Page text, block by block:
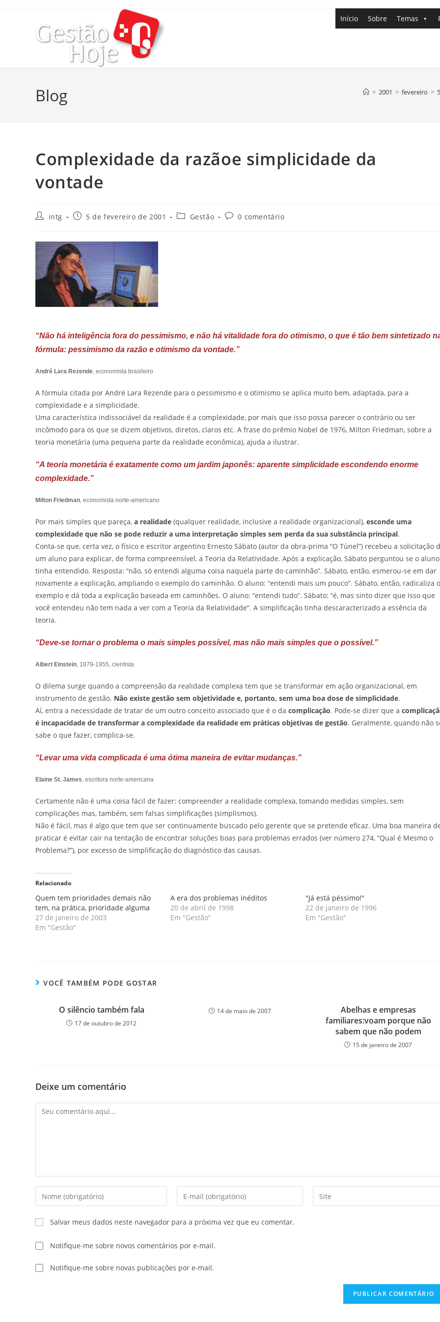
Início Sobre Temas
Blog > 2001 > fevereiro > 5
Complexidade da razãoe simplicidade da
vontade
intg 5 de fevereiro de 2001 Gestão 0 comentário
“Não há inteligência fora do pessimismo, e não há vitalidade fora do otimismo, o que é tão bem sintetizado
fórmula: pessimismo da razão e otimismo da vontade.”
André Lara Rezende, economista brasileiro
A fórmula citada por André Lara Rezende para o pessimismo e o otimismo se aplica muito bem, adaptada, para a
complexidade e a simplicidade.
Uma característica indissociável da realidade é a complexidade, por mais que isso possa parecer o contrário ou ser
incômodo para os que se dizem objetivos, diretos, claros etc. A frase do prêmio Nobel de 1976, Milton Friedman, sobre a
teoria monetária (uma pequena parte da realidade econômica), ajuda a ilustrar.
“A teoria monetária é exatamente como um jardim japonês: aparente simplicidade escondendo enorme
complexidade.”
Milton Friedman, economista norte-americano
Por mais simples que pareça, a realidade (qualquer realidade, inclusive a realidade organizacional), esconde uma
complexidade que não se pode reduzir a uma interpretação simples sem perda da sua substância principal.
Conta-se que, certa vez, o físico e escritor argentino Ernesto Sábato (autor da obra-prima “O Túnel”) recebeu a solicitação
um aluno para explicar, de forma compreensível, a Teoria da Relatividade. Após a explicação, Sábato perguntou se o aluno
tinha entendido. Resposta: “não, só entendi alguma coisa naquela parte do caminhão”. Sábato, então, esmerou-se em dar
novamente a explicação, ampliando o exemplo do caminhão. O aluno: “entendi mais um pouco”. Sábato, então, radicaliza o
exemplo e dá toda a explicação baseada em caminhões. O aluno: “entendi tudo”. Sábato: “é, mas sinto dizer que isso que
você entendeu não tem nada a ver com a Teoria da Relatividade”. A simplificação tinha descaracterizado a essência da
teoria.
“Deve-se tornar o problema o mais simples possível, mas não mais simples que o possível.”
Albert Einstein, 1879-1955, cientista
O dilema surge quando a compreensão da realidade complexa tem que se transformar em ação organizacional, em
instrumento de gestão. Não existe gestão sem objetividade e, portanto, sem uma boa dose de simplicidade.
Aí, entra a necessidade de tratar de um outro conceito associado que é o da complicação. Pode-se dizer que a
é incapacidade de transformar a complexidade da realidade em práticas objetivas de gestão. Geralmente, quando não
sabe o que fazer, complica-se.
“Levar uma vida complicada é uma ótima maneira de evitar mudanças.”
Elaine St. James, escritora norte-americana
Certamente não é uma coisa fácil de fazer: compreender a realidade complexa, tomando medidas simples, sem
complicações mas, também, sem falsas simplificações (simplismos).
Não é fácil, mas é algo que tem que ser continuamente buscado pelo gerente que se pretende eficaz. Uma boa maneira
praticar é evitar cair na tentação de encontrar soluções boas para problemas errados (ver número 274, “Qual é Mesmo o
Problema?”), por excesso de simplificação do diagnóstico das causas.
Relacionado
Quem tem prioridades demais não
tem, na prática, prioridade alguma
27 de janeiro de 2003
Em "Gestão"
A era dos problemas inéditos
20 de abril de 1998
Em "Gestão"
"Já está péssimo!"
22 de janeiro de 1996
Em "Gestão"
VOCÊ TAMBÉM PODE GOSTAR
O silêncio também fala
17 de outubro de 2012
14 de maio de 2007
Abelhas e empresas
familiares:voam porque não
sabem que não podem
15 de janeiro de 2007
Deixe um comentário
Salvar meus dados neste navegador para a próxima vez que eu comentar.
Notifique-me sobre novos comentários por e-mail.
Notifique-me sobre novas publicações por e-mail.